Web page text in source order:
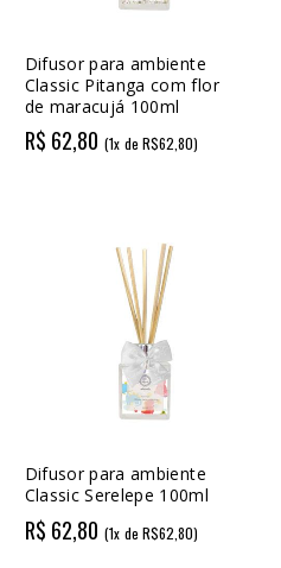
Difusor para ambiente
Classic Pitanga com flor
de maracujá 100ml
R$ 62,80 (1x de R$62,80)
Difusor para ambiente
Classic Serelepe 100ml
R$ 62,80 (1x de R$62,80)